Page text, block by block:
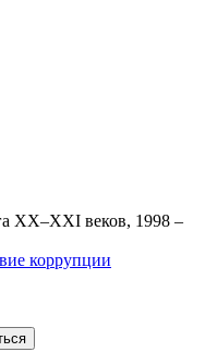
XX–XXI веков, 1998 –
коррупции